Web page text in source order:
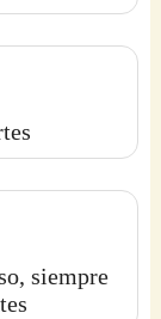
siempre